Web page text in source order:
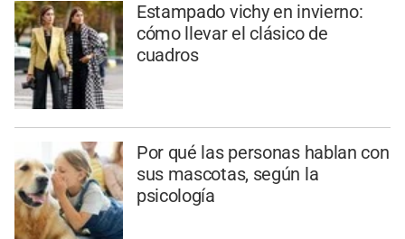
Estampado vichy en invierno:
cómo llevar el clásico de
cuadros
Por qué las personas hablan con
sus mascotas, según la
psicología